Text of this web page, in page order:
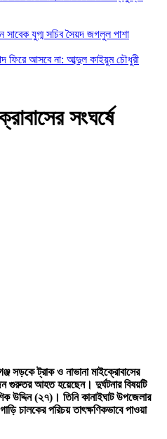
সাবেক যুগ্ম সচিব সৈয়দ জগলুল পাশা
ফিরে আসবে না: আব্দুল কাইয়ুম চৌধুরী
সংঘর্ষে
সড়কে ট্রাক ও নাভানা মাইক্রোবাসের
আহত হয়েছেন। দুর্ঘটনার বিষয়টি
উদ্দিন (২৭)। তিনি কানাইঘাট উপজেলার
চালকের পরিচয় তাৎক্ষণিকভাবে পাওয়া